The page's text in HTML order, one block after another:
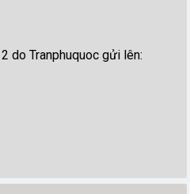
do Tranphuquoc gửi lên: